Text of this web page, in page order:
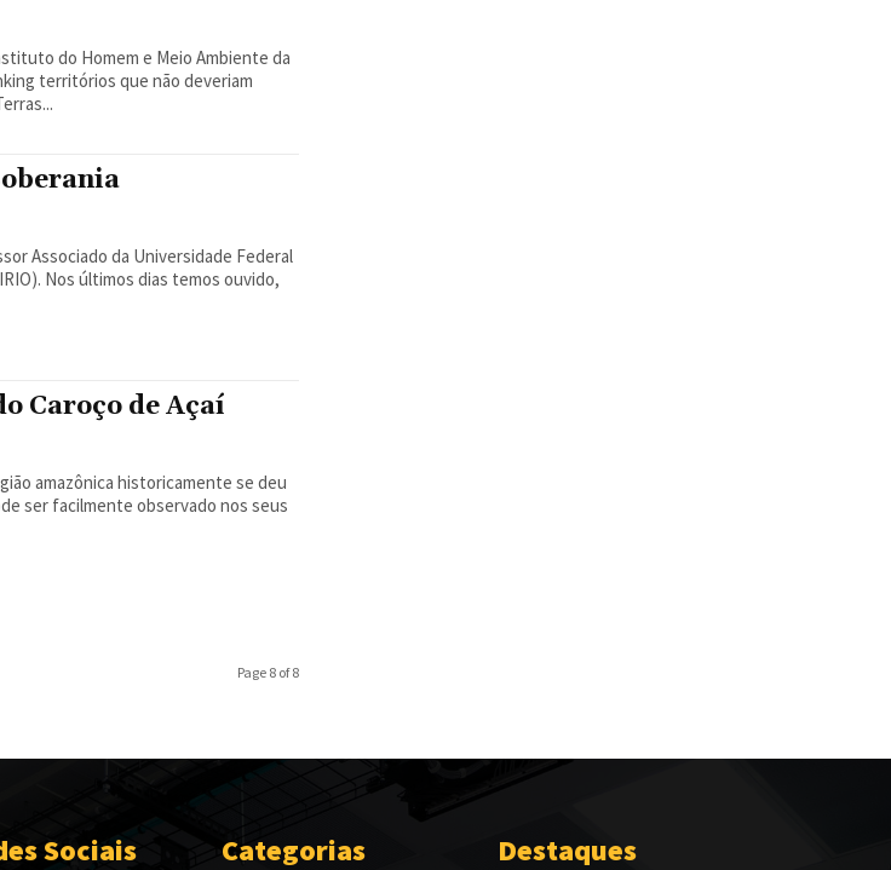
do Homem e Meio Ambiente da
Associado da Universidade Federal
ouvido,
Caroço de Açaí
amazônica historicamente se deu
ser facilmente observado nos seus
Page 8 of 8
Sociais Categorias Destaques